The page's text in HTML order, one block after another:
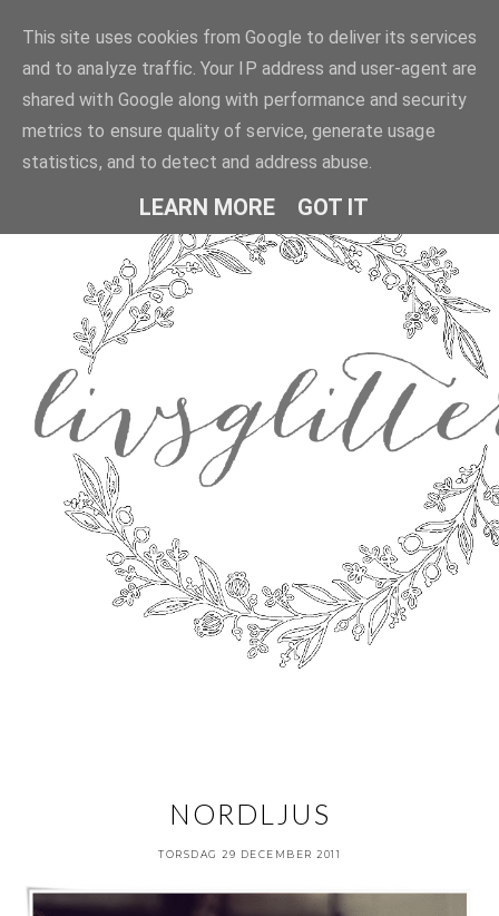
NORDLJUS
TORSDAG 29 DECEMBER 2011
This site uses cookies from Google to deliver its services
and to analyze traffic. Your IP address and user-agent are
shared with Google along with performance and security
metrics to ensure quality of service, generate usage
statistics, and to detect and address abuse.
LEARN MORE GOT IT